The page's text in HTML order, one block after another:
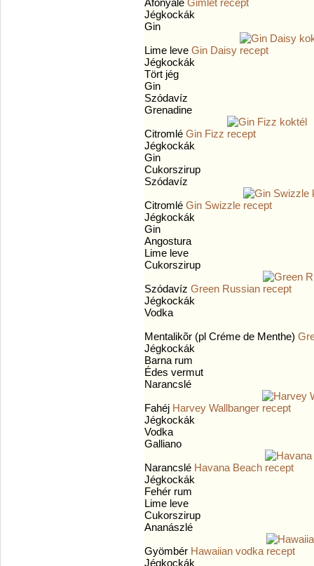
Áfonyalé Gimlet
Jégkockák
Gin
Lime leve Gin Daisy
Jégkockák
Tört jég
Gin
Szódavíz
Grenadine
Citromlé Gin Fizz
Jégkockák
Gin
Cukorszirup
Szódavíz
Citromlé Gin Swizzle
Jégkockák
Gin
Angostura
Lime leve
Cukorszirup
Szódavíz Green Russian
Jégkockák
Vodka
Mentalikõr (pl Créme de Menthe)
Jégkockák
Barna rum
Édes vermut
Narancslé
Fahéj Harvey Wallbanger
Jégkockák
Vodka
Galliano
Narancslé Havana Beach
Jégkockák
Fehér rum
Lime leve
Cukorszirup
Ananászlé
Gyömbér Hawaiian vodka
Jégkockák